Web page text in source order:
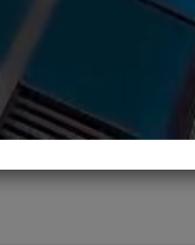
DIESTRO,
CANCHA